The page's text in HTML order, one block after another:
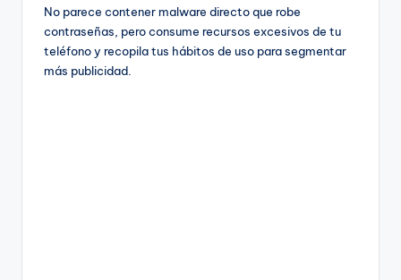
No parece contener malware directo que robe
contraseñas, pero consume recursos excesivos de tu
teléfono y recopila tus hábitos de uso para segmentar
más publicidad.